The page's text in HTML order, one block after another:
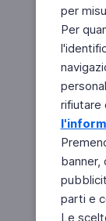
per
Per
rifiutare
banner,
parti e
Le